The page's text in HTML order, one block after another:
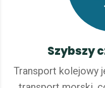
Szybszy
Transport kolejowy